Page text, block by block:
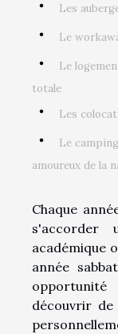
Les
Le
Le
totale
Les
Le
amoureux de la
Chaque
s'accorder
académique
année
opportunité
découvrir